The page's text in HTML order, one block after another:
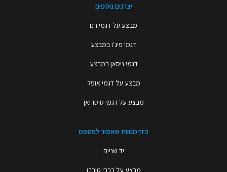
יצרנים נוספים
מבצע על דגמי רנו
דגמי פיג'ו במבצע
דגמי ניסאן במבצע
מבצע על דגמי אופל
מבצע על דגמי סיטרואן
הזדמנויות שאסור לפספס
יד שנייה
מבצע על רכבי טורבו